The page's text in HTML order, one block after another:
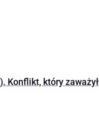
Konflikt, który zaważył